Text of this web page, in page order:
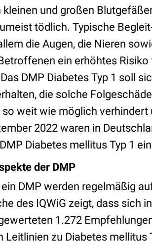
und großen
tödlich. Typische
die Augen, die Nieren
ein erhöhtes
DMP Diabetes Typ 1 soll
die solche
weit wie möglich verhindert
2022 waren in
Diabetes mellitus Typ 1
der DMP
DMP werden regelmäßig
des IQWiG zeigt, dass sich
1.272
zu Diabetes mellitus